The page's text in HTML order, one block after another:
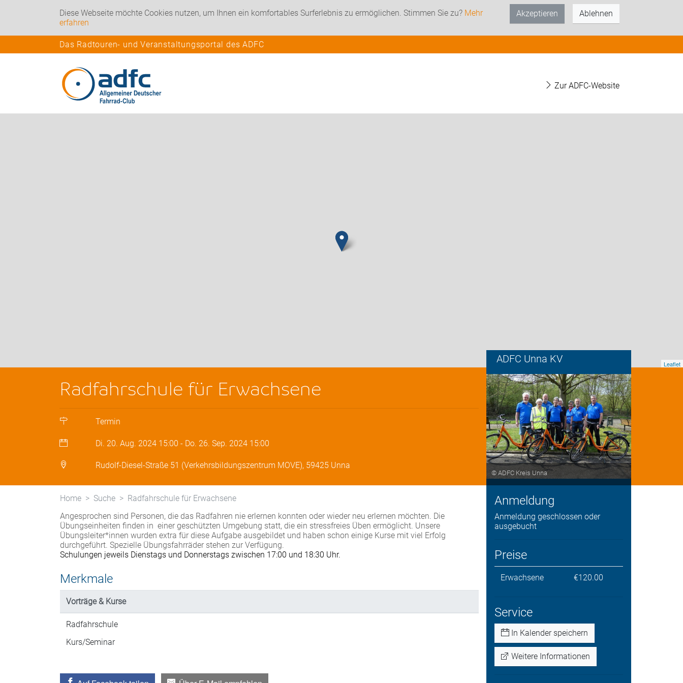
Diese Webseite möchte Cookies nutzen, um Ihnen ein komfortables Surferlebnis zu ermöglichen. Stimmen Sie zu? Mehr
erfahren
Akzeptieren Ablehnen
Das Radtouren- und Veranstaltungsportal des ADFC
Zur ADFC-Website
Leaflet
ADFC Unna KV
Radfahrschule für Erwachsene
Termin
Di. 20. Aug. 2024 15:00 - Do. 26. Sep. 2024 15:00
Rudolf-Diesel-Straße 51 (Verkehrsbildungszentrum MOVE), 59425 Unna
© ADFC Kreis Unna
Anmeldung
Anmeldung geschlossen oder
ausgebucht
Preise
Erwachsene €120.00
Service
In Kalender speichern
Weitere Informationen
Home Suche
Radfahrschule für Erwachsene
Angesprochen sind Personen, die das Radfahren nie erlernen konnten oder wieder neu erlernen möchten. Die
Übungseinheiten finden in einer geschützten Umgebung statt, die ein stressfreies Üben ermöglicht. Unsere
Übungsleiter*innen wurden extra für diese Aufgabe ausgebildet und haben schon einige Kurse mit viel Erfolg
durchgeführt. Spezielle Übungsfahrräder stehen zur Verfügung.
Schulungen jeweils Dienstags und Donnerstags zwischen 17:00 und 18:30 Uhr.
Merkmale
Vorträge & Kurse
Radfahrschule
Kurs/Seminar